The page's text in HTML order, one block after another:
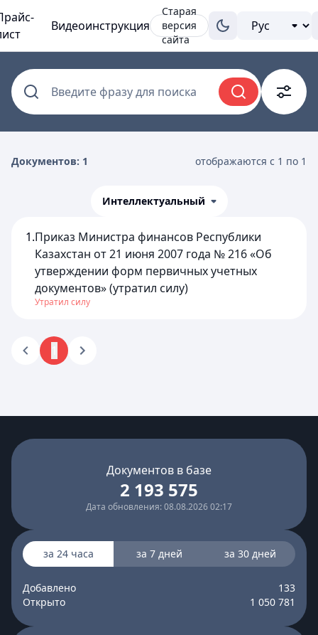
Видеоинструкция
Старая
версия
сайта
Введите фразу для поиска
Документов: 1 отображаются с 1 по 1
Интеллектуальный
1.Приказ Министра финансов Республики
Казахстан от 21 июня 2007 года № 216 «Об
утверждении форм первичных учетных
документов» (утратил силу)
Утратил силу
Документов в базе
2 193 575
Дата обновления: 08.08.2026 02:17
за 24 часа за 7 дней за 30 дней
Добавлено
133
Открыто
1 050 781